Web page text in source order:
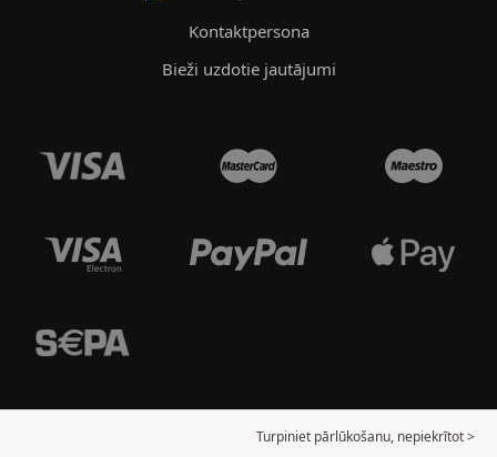
Kontaktpersona
Bieži uzdotie jautājumi
Turpiniet pārlūkošanu, nepiekrītot >